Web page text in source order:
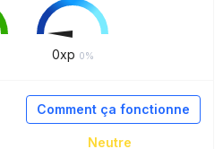
0xp 0%
Comment ça fonctionne
Neutre